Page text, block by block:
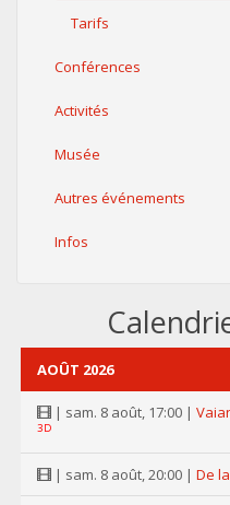
Tarifs
Conférences
Activités
Musée
Autres événements
Infos
AOÛT 2026
| sam. 8 août, 17:00 |
3D
| sam. 8 août, 20:00 | De